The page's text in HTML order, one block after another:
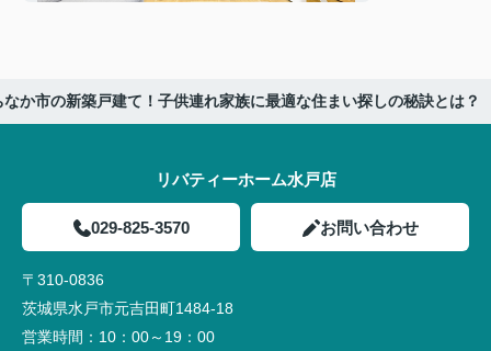
なか市の新築戸建て！子供連れ家族に最適な住まい探しの秘訣とは？
リバティーホーム水戸店
029-825-3570 お問い合わせ
〒310-0836
茨城県水戸市元吉田町1484-18
営業時間： 10：00～19：00